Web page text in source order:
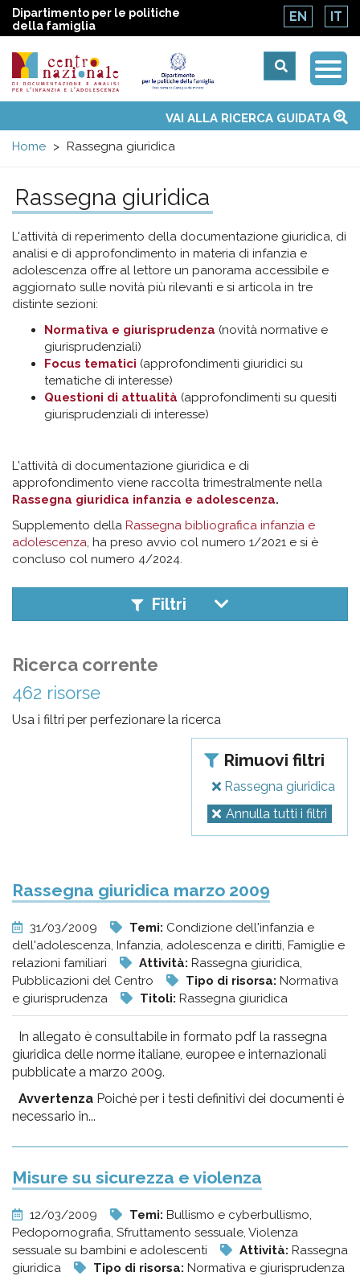
Dipartimento per le politiche
della famiglia
EN IT
Centro
nazionale
di
Documentazione
e
analisi
pr
l'infanzia
l'adolescenza
menu
Temi
Attività
Convenzione ONUVAI ALLA RICERCA GUIDATA
Home
Rassegna giuridica
Rassegna giuridica
L'attività di reperimento della documentazione giuridica, di
analisi e di approfondimento in materia di infanzia e
adolescenza offre al lettore un panorama accessibile e
aggiornato sulle novità più rilevanti e si articola in tre
distinte sezioni:
Normativa e giurisprudenza (novità normative e
giurisprudenziali)
Focus tematici (approfondimenti giuridici su
tematiche di interesse)
Questioni di attualità (approfondimenti su quesiti
giurisprudenziali di interesse)
L'attività di documentazione giuridica e di
approfondimento viene raccolta trimestralmente nella
Rassegna giuridica infanzia e adolescenza.
Supplemento della Rassegna bibliografica infanzia e
adolescenza, ha preso avvio col numero 1/2021 e si è
concluso col numero 4/2024.
Filtri
Ricerca corrente
462 risorse
Usa i filtri per perfezionare la ricerca
Rimuovi filtri
Rassegna giuridica
Annulla tutti i filtri
Rassegna giuridica marzo 2009
31/03/2009 Temi: Condizione dell'infanzia e
dell'adolescenza, Infanzia, adolescenza e diritti, Famiglie e
relazioni familiari
Attività: Rassegna giuridica,
Pubblicazioni del Centro
Tipo di risorsa: Normativa
e giurisprudenza
Titoli: Rassegna giuridica
In allegato è consultabile in formato pdf la rassegna
giuridica delle norme italiane, europee e internazionali
pubblicate a marzo 2009.
Avvertenza Poiché per i testi definitivi dei documenti è
necessario in...
Misure su sicurezza e violenza
12/03/2009 Temi: Bullismo e cyberbullismo,
Pedopornografia, Sfruttamento sessuale, Violenza
sessuale su bambini e adolescenti
Attività: Rassegna
giuridica
Tipo di risorsa: Normativa e giurisprudenza